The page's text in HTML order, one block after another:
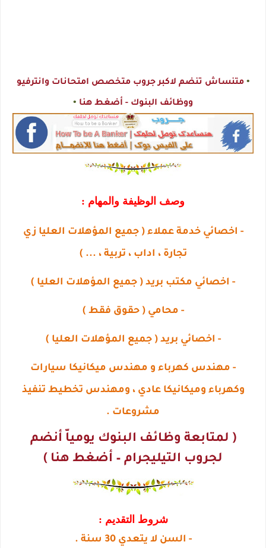
•متنساش تنضم لاكبر جروب متخصص امتحانات وانترفيو
ووظائف البنوك - أضغط هنا •
وصف الوظيفة والمهام :
- اخصائي خدمة عملاء ( جميع المؤهلات العليا زي
تجارة ، اداب ، تربية ، ... )
- اخصائي مكتب بريد ( جميع المؤهلات العليا )
- محامي ( حقوق فقط )
- اخصائي بريد ( جميع المؤهلات العليا )
- مهندس كهرباء و مهندس ميكانيكا سيارات
وكهرباء وميكانيكا عادي ، ومهندس تخطيط تنفيذ
مشروعات .
( لمتابعة وظائف البنوك يومياّ أنضم
لجروب التيليجرام – أضغط هنا )
شروط التقديم :
- السن لا يتعدي 30 سنة .